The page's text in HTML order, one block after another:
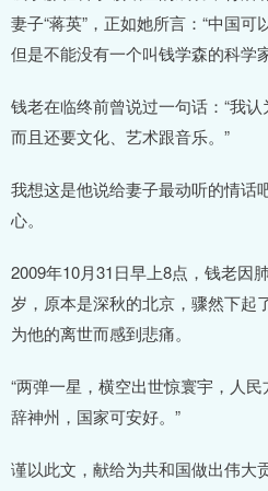
妻子“蒋英”，正如她所言：“中国可
但是不能没有一个叫钱学森的科学
钱老在临终前曾说过一句话：“我
而且还要文化、艺术跟音乐。”
我想这是他说给妻子最动听的情话
心。
2009年10月31日早上8点，钱老因
岁，原本是深秋的北京，骤然下起
为他的离世而感到悲痛。
“两弹一星，横空出世惊寰宇，人
辞神州，国家可安好。”
谨以此文，献给为共和国做出伟